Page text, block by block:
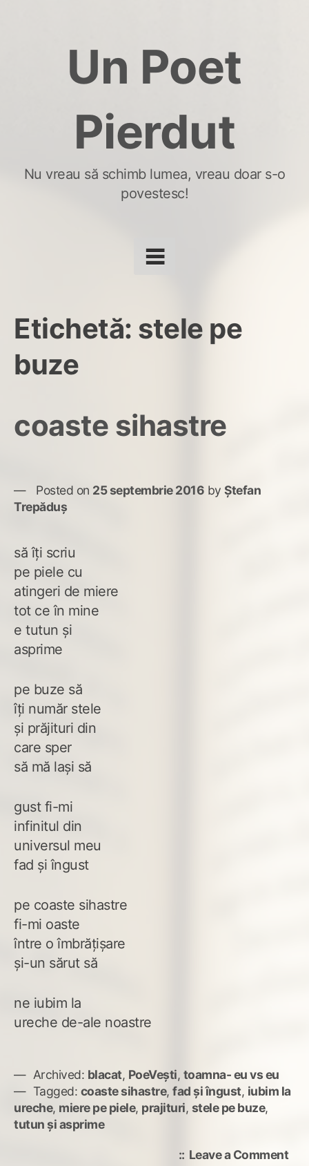
Un Poet
Pierdut
Nu vreau să schimb lumea, vreau doar s-o
povestesc!
Etichetă: stele pe
buze
coaste sihastre
Posted on 25 septembrie 2016 by Ștefan
Trepăduș
să îți scriu
pe piele cu
atingeri de miere
tot ce în mine
e tutun și
asprime
pe buze să
îți număr stele
și prăjituri din
care sper
să mă lași să
gust fi-mi
infinitul din
universul meu
fad și îngust
pe coaste sihastre
fi-mi oaste
între o îmbrățișare
și-un sărut să
ne iubim la
ureche de-ale noastre
Archived: blacat, PoeVești, toamna- eu vs eu
Tagged: coaste sihastre, fad și îngust, iubim la
ureche, miere pe piele, prajituri, stele pe buze,
tutun și asprime
Leave a Commenton